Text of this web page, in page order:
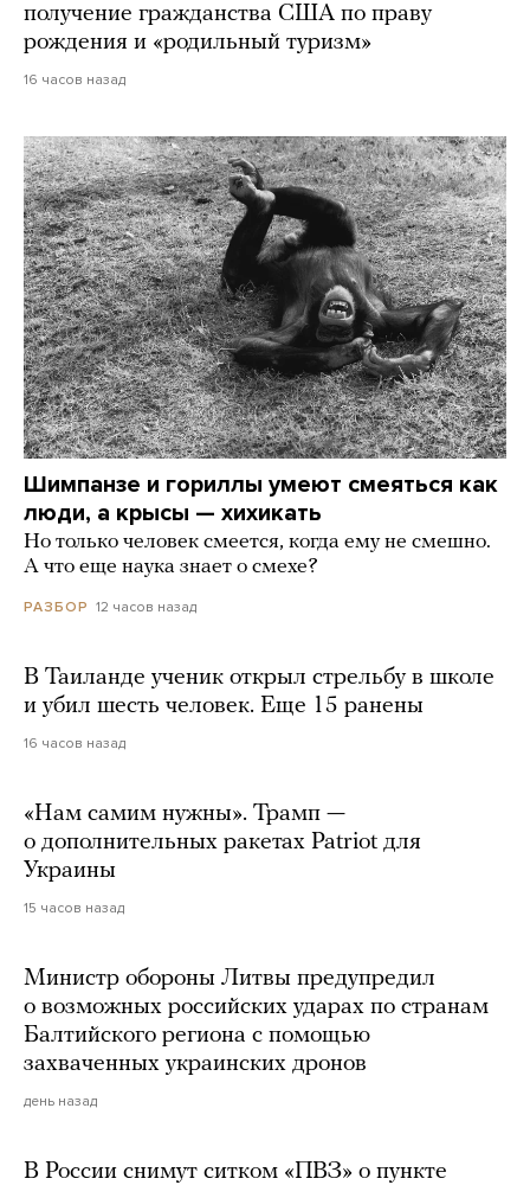
получение гражданства США по праву
рождения и «родильный туризм»
16 часов назад
Шимпанзе и гориллы умеют смеяться как
люди, а крысы — хихикать
Но только человек смеется, когда ему не смешно.
А что еще наука знает о смехе?
РАЗБОР 12 часов назад
В Таиланде ученик открыл стрельбу в школе
и убил шесть человек. Еще 15 ранены
16 часов назад
«Нам самим нужны». Трамп —
о дополнительных ракетах Patriot для
Украины
15 часов назад
Министр обороны Литвы предупредил
о возможных российских ударах по странам
Балтийского региона с помощью
захваченных украинских дронов
день назад
В России снимут ситком «ПВЗ» о пункте